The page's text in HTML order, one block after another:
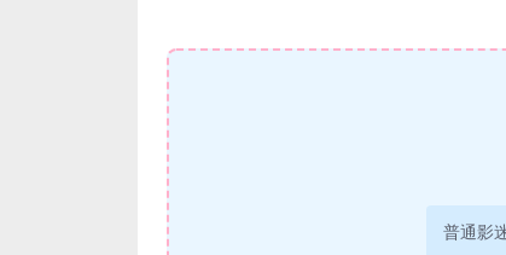
普通影